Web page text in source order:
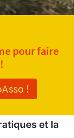
pour faire
!
et la